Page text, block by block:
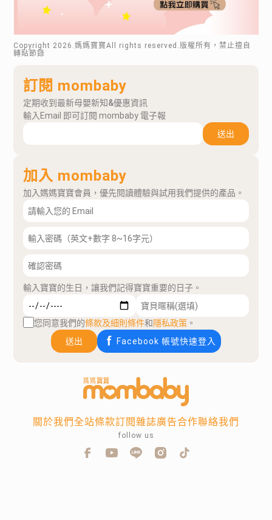
Copyright 2026 .媽媽寶寶All rights reserved.版權所有，禁止擅自
轉貼節錄
訂閱 mombaby
定期收到最新母嬰新知&優惠資訊
輸入Email 即可訂閱 mombaby 電子報
送出
加入 mombaby
加入媽媽寶寶會員，優先閱讀體驗與試用我們提供的產品。
輸入寶寶的生日，讓我們記得寶寶重要的日子。
您同意我們的條款及細則條件和隱私政策 。
送出
Facebook 帳號快速登入
關於我們全站條款訂閱雜誌廣告合作聯絡我們
follow us